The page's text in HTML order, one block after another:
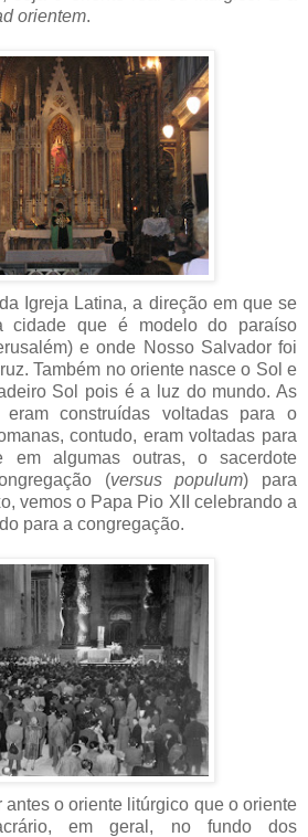
orientem.
Igreja Latina, a direção em que se
cidade que é modelo do paraíso
e onde Nosso Salvador foi
Também no oriente nasce o Sol e
Sol pois é a luz do mundo. As
construídas voltadas para o
contudo, eram voltadas para
em algumas outras, o sacerdote
(versus populum) para
vemos o Papa Pio XII celebrando a
para a congregação.
antes o oriente litúrgico que o oriente
em geral, no fundo dos